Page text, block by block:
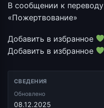
В сообщении к
«Пожертвование»
Добавить в избранное
Добавить в избранное
СВЕДЕНИЯ
Обновлено
08.12.2025